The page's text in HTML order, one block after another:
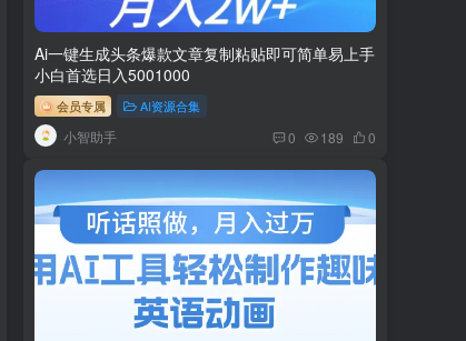
Ai一键生成头条爆款文章复制粘贴即可简单易上手
小白首选日入5001000
会员专属 AI资源合集
小智助手 0 189 0